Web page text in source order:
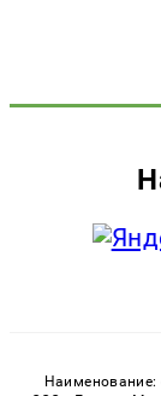
Наименование: